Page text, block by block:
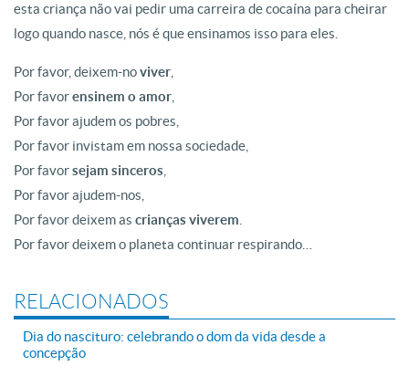
esta criança não vai pedir uma carreira de cocaína para cheirar
logo quando nasce, nós é que ensinamos isso para eles.
Por favor, deixem-noviver
Por favorensinem o amor
Por favor ajudem os pobres,
Por favor invistam em nossa sociedade,
Por favorsejam sinceros
Por favor ajudem-nos,
Por favor deixem as crianças viverem
Por favor deixem o planeta continuar respirando…
RELACIONADOS
Dia do nascituro: celebrando o dom da vida desde a
concepção